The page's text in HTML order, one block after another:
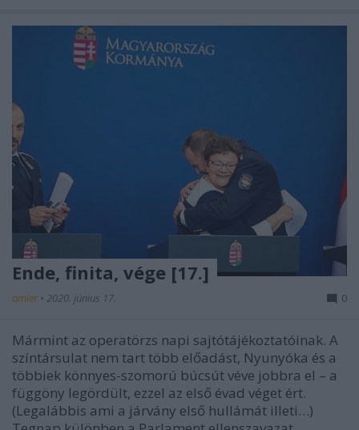
Ende, finita, vége [17.]
amier • 2020. június 17. 0
Mármint az operatörzs napi sajtótájékoztatóinak. A
színtársulat nem tart több előadást, Nyunyóka és a
többiek könnyes-szomorú búcsút véve jobbra el – a
függöny legördült, ezzel az első évad véget ért.
(Legalábbis ami a járvány első hullámát illeti…)